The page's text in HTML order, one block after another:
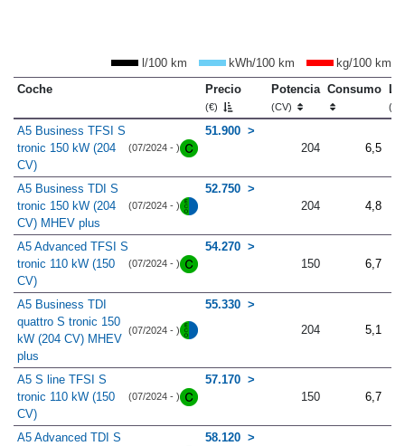
l/100 km kWh/100 km
kg/100 km
Coche
Precio
(€)
Potencia
(CV)
Consumo
A5 Business TFSI S
tronic 150 kW (204
CV)
(07/2024 - )
51.900
204
6,5
A5 Business TDI S
tronic 150 kW (204
CV) MHEV plus
(07/2024 - )
52.750
204
4,8
A5 Advanced TFSI S
tronic 110 kW (150
CV)
(07/2024 - )
54.270
150
6,7
A5 Business TDI
quattro S tronic 150
kW (204 CV) MHEV
plus
(07/2024 - )
55.330
204
5,1
A5 S line TFSI S
tronic 110 kW (150
CV)
(07/2024 - )
57.170
150
6,7
A5 Advanced TDI S
58.120